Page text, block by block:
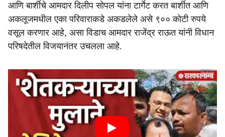
आणि बार्शीचे आमदार दिलीप सोपल यांना टार्गेट करत बार्शीत आणि
अकलूजमधील एका परिवाराकडे अकडलेले असे ९०० कोटी रुपये
वसूल करणार आहे, असा विडाच आमदार राजेंद्र राऊत यांनी विधान
परिषदेतील विजयानंतर उचलला आहे.